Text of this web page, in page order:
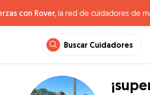
con Rover, la red de cuidadores de
Buscar Cuidadores